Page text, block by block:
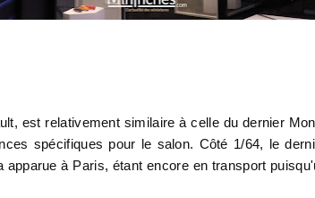
est relativement similaire à celle du dernier
spécifiques pour le salon. Côté 1/64, le
à Paris, étant encore en transport